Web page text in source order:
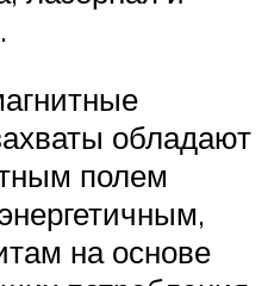
обладают
полем
на основе